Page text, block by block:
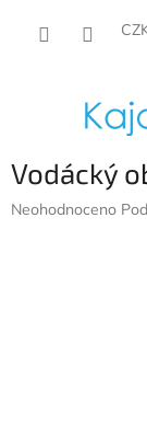
Vodácký
Průměrné
Neohodnoceno